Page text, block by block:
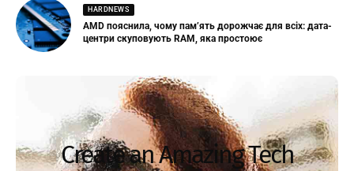
HARDNEWS
AMD пояснила, чому пам’ять дорожчає для всіх: дата-
центри скуповують RAM, яка простоює
Create an Amazing Tech